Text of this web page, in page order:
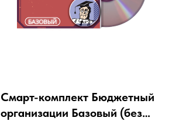
Смарт-комплект Бюджетный
организации Базовый (без